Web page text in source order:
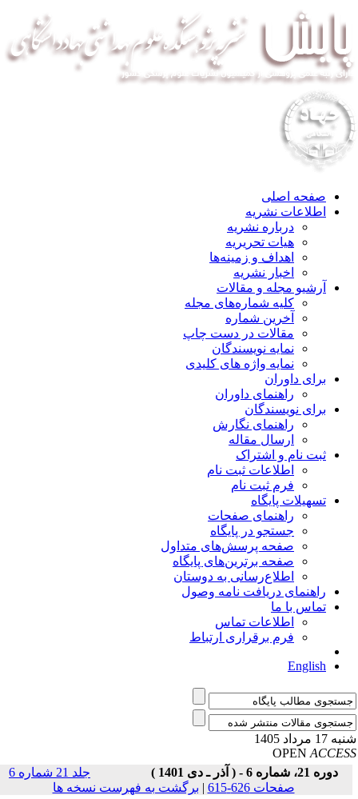
صفحه اصلی
اطلاعات نشریه
درباره نشریه
هیات تحریریه
اهداف و زمینه‌ها
اخبار نشریه
آرشیو مجله و مقالات
کلیه شماره‌های مجله
آخرین شماره
مقالات در دست چاپ
نمایه نویسندگان
نمایه واژه های کلیدی
برای داوران
راهنمای داوران
برای نویسندگان
راهنمای نگارش
ارسال مقاله
ثبت نام و اشتراک
اطلاعات ثبت نام
فرم ثبت نام
تسهیلات پایگاه
راهنمای صفحات
جستجو در پایگاه
صفحه پرسش‌های متداول
صفحه برترین‌های پایگاه
اطلاع‌رسانی به دوستان
راهنمای دریافت نامه وصول
تماس با ما
اطلاعات تماس
فرم برقراری ارتباط
English
مرداد 1405
OPEN
دوره 21، شماره 6 - ( آذر ـ دی 1401 )
جلد 21 شماره 6
صفحات 626-615
|برگشت به فهرست نسخه ها